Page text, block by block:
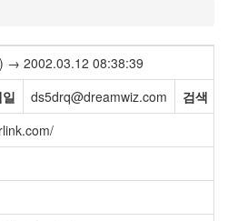
→ 2002.03.12 08:38:39
ds5drq@dreamwiz.com 검색